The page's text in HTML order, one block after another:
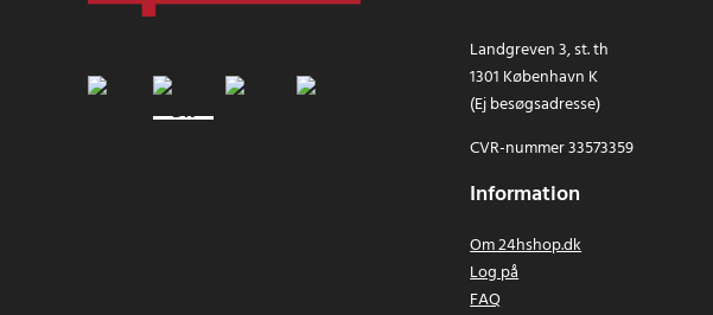
Landgreven 3, st. th
1301 København K
(Ej besøgsadresse)
CVR-nummer 33573359
Information
Om 24hshop.dk
Log på
FAQ